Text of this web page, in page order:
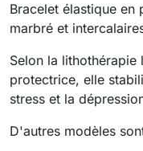
Bracelet élastique en
marbré et
Selon la
protectrice, elle
stress et la
D'autres modèles